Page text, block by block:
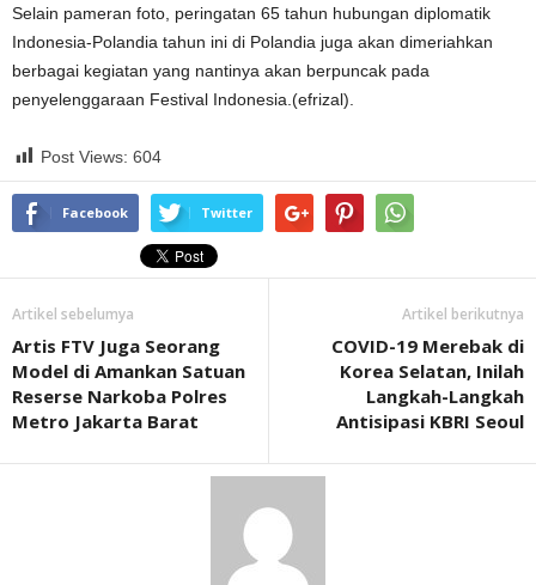
Selain pameran foto, peringatan 65 tahun hubungan diplomatik
Indonesia-Polandia tahun ini di Polandia juga akan dimeriahkan
berbagai kegiatan yang nantinya akan berpuncak pada
penyelenggaraan Festival Indonesia.(efrizal).
Post Views: 604
Facebook Twitter
Artikel sebelumya
Artis FTV Juga Seorang
Model di Amankan Satuan
Reserse Narkoba Polres
Metro Jakarta Barat
Artikel berikutnya
COVID-19 Merebak di
Korea Selatan, Inilah
Langkah-Langkah
Antisipasi KBRI Seoul